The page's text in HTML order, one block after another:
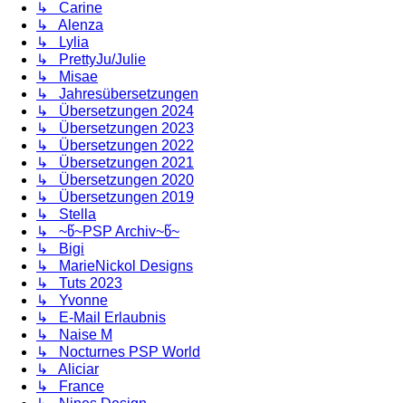
↳ Carine
↳ Alenza
↳ Lylia
↳ PrettyJu/Julie
↳ Misae
↳ Jahresübersetzungen
↳ Übersetzungen 2024
↳ Übersetzungen 2023
↳ Übersetzungen 2022
↳ Übersetzungen 2021
↳ Übersetzungen 2020
↳ Übersetzungen 2019
↳ Stella
↳ ~წ~PSP Archiv~წ~
↳ Bigi
↳ MarieNickol Designs
↳ Tuts 2023
↳ Yvonne
↳ E-Mail Erlaubnis
↳ Naise M
↳ Nocturnes PSP World
↳ Aliciar
↳ France